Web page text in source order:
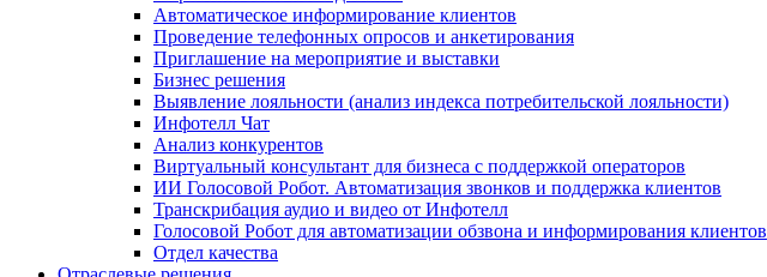
Автоматическое информирование клиентов
Проведение телефонных опросов и анкетирования
Приглашение на мероприятие и выставки
Бизнес решения
Выявление лояльности (анализ индекса потребительской лояльности)
Инфотелл Чат
Анализ конкурентов
Виртуальный консультант для бизнеса с поддержкой операторов
ИИ Голосовой Робот. Автоматизация звонков и поддержка клиентов
Транскрибация аудио и видео от Инфотелл
Голосовой Робот для автоматизации обзвона и информирования клиентов
Отдел качества